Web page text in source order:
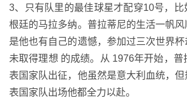
3、只有队里的最佳球星才配穿10号，比
根廷的马拉多纳。普拉蒂尼的生活一帆
是他也有自己的遗憾，参加过三次世界杯
未取得理想 的成绩。从 1976年开始，
表国家队出征，他虽然是意大利血统，
表国家队出场他都全力以赴。